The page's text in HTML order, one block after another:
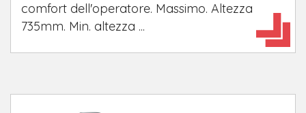
comfort dell'operatore. Massimo. Altezza
735mm. Min. altezza ...